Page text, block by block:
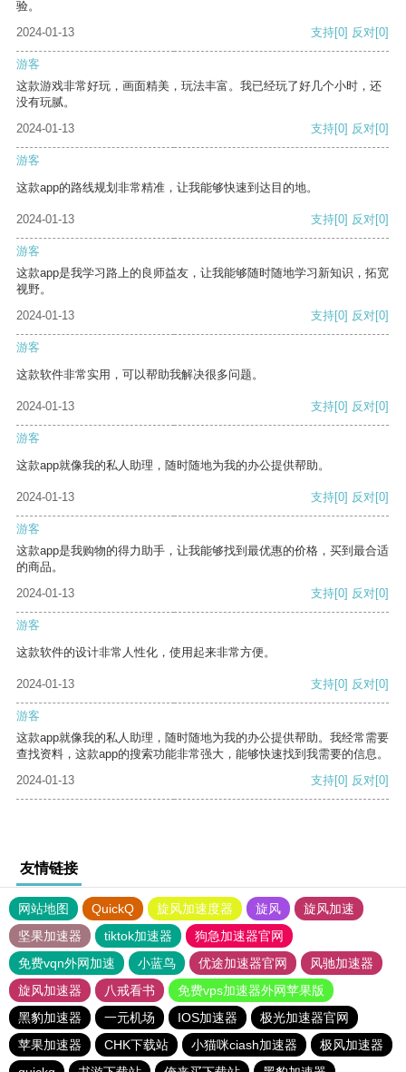
验。
2024-01-13
支持[0] 反对[0]
游客
这款游戏非常好玩，画面精美，玩法丰富。我已经玩了好几个小时，还
没有玩腻。
2024-01-13
支持[0] 反对[0]
游客
这款app的路线规划非常精准，让我能够快速到达目的地。
2024-01-13 支持[0] 反对[0]
游客
这款app是我学习路上的良师益友，让我能够随时随地学习新知识，拓宽
视野。
2024-01-13
支持[0] 反对[0]
游客
这款软件非常实用，可以帮助我解决很多问题。
2024-01-13 支持[0] 反对[0]
游客
这款app就像我的私人助理，随时随地为我的办公提供帮助。
2024-01-13 支持[0] 反对[0]
游客
这款app是我购物的得力助手，让我能够找到最优惠的价格，买到最合适
的商品。
2024-01-13
支持[0] 反对[0]
游客
这款软件的设计非常人性化，使用起来非常方便。
2024-01-13 支持[0] 反对[0]
游客
这款app就像我的私人助理，随时随地为我的办公提供帮助。我经常需要
查找资料，这款app的搜索功能非常强大，能够快速找到我需要的信息。
2024-01-13
支持[0] 反对[0]
友情链接
网站地图 QuickQ 旋风加速度器 旋风
旋风加速
坚果加速器
tiktok加速器
狗急加速器官网
免费vqn外网加速
小蓝鸟 优途加速器官网
风驰加速器
旋风加速器
八戒看书
免费vps加速器外网苹果版
黑豹加速器
一元机场 IOS加速器
极光加速器官网
苹果加速器
CHK下载站 小猫咪ciash加速器
极风加速器